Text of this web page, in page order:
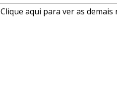
Clique aqui para ver as